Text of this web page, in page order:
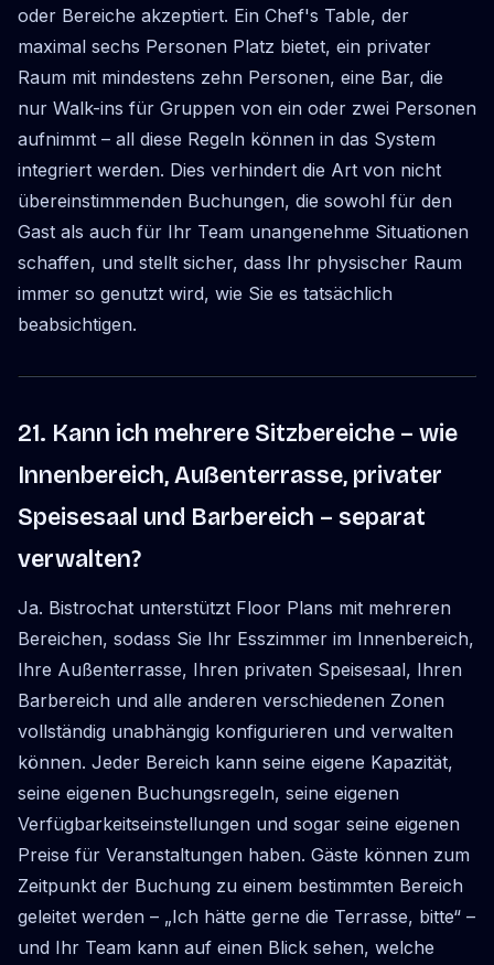
oder Bereiche akzeptiert. Ein Chef's Table, der
maximal sechs Personen Platz bietet, ein privater
Raum mit mindestens zehn Personen, eine Bar, die
nur Walk-ins für Gruppen von ein oder zwei Personen
aufnimmt – all diese Regeln können in das System
integriert werden. Dies verhindert die Art von nicht
übereinstimmenden Buchungen, die sowohl für den
Gast als auch für Ihr Team unangenehme Situationen
schaffen, und stellt sicher, dass Ihr physischer Raum
immer so genutzt wird, wie Sie es tatsächlich
beabsichtigen.
21. Kann ich mehrere Sitzbereiche – wie
Innenbereich, Außenterrasse, privater
Speisesaal und Barbereich – separat
verwalten?
Ja. Bistrochat unterstützt Floor Plans mit mehreren
Bereichen, sodass Sie Ihr Esszimmer im Innenbereich,
Ihre Außenterrasse, Ihren privaten Speisesaal, Ihren
Barbereich und alle anderen verschiedenen Zonen
vollständig unabhängig konfigurieren und verwalten
können. Jeder Bereich kann seine eigene Kapazität,
seine eigenen Buchungsregeln, seine eigenen
Verfügbarkeitseinstellungen und sogar seine eigenen
Preise für Veranstaltungen haben. Gäste können zum
Zeitpunkt der Buchung zu einem bestimmten Bereich
geleitet werden – „Ich hätte gerne die Terrasse, bitte“ –
und Ihr Team kann auf einen Blick sehen, welche